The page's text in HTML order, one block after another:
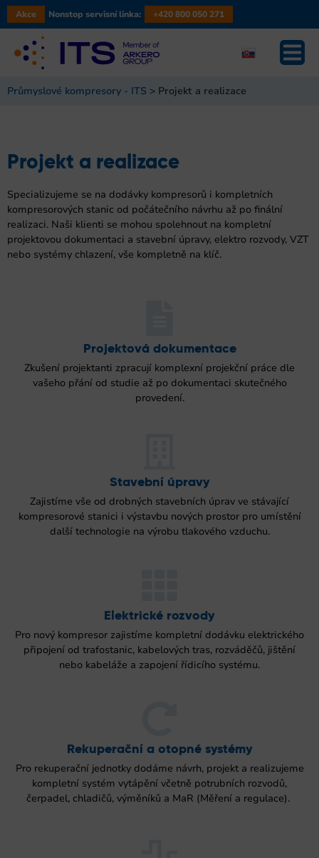
Akce Nonstop servisní linka: +420 800 050 271
Průmyslové kompresory - ITS > Projekt a realizace
Projekt a realizace
Specializujeme se na dodávky kompresorů i kompletních
kompresorových stanic od počátečního návrhu až po finální
realizaci. Naši klienti se mohou spolehnout na kompletní
projektovou dokumentaci a stavební úpravy, elektro rozvody, VZT
nebo systémy chlazení, vše kompletně na klíč.
Projektová dokumentace
Zkušení projektanti zpracují komplexní projekční práce dle
vašeho přání od studie až po dokumentaci skutečného
provedení.
Stavební úpravy
Zajistíme vše od drobných stavebních úprav ve stávající
kompresorové stanici i výstavbu nových prostor pro umístění
další technologie na výrobu tlakového vzduchu.
Elektrické rozvody
Pro nový kompresor zajistíme kompletní dodávku elektrického
připojení od trafostanic, kabelových tras, rozváděčů, jištění
nebo kabeláže a zapojení řídicího systému.
Rekuperační a otopné systémy
Pro rekuperační jednotky dodáme návrh, projekt a realizujeme
kompletní systém vytápění včetně potrubních rozvodů,
čerpadel, chladičů, výměníků a MaR (Měření a regulace).